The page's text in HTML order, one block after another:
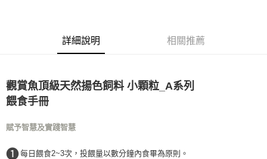
每筆NT$80，滿NT$1,000(含以上)免運費
每筆NT$160
每筆NT$160，滿NT$5,000(含以上)免運費
付款後門市自取
詳細說明 相關推薦
觀賞魚頂級天然揚色飼料 小顆粒_A系列
餵食手冊
賦予智慧及實踐智慧
❶每日餵食2~3次，投餵量以數分鐘內食畢為原則。